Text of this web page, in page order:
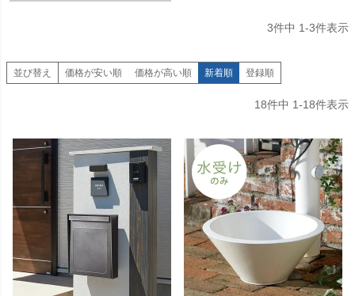
3件中 1-3件表示
並び替え 価格が安い順 価格が高い順 新着順 登録順
18件中 1-18件表示